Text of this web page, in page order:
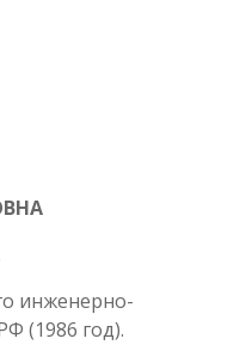
инженерно-
(1986 год).